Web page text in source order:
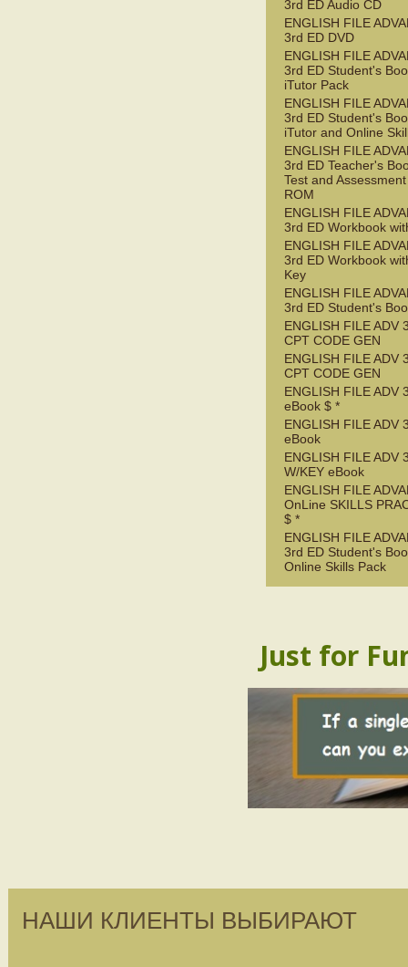
3rd ED Audio CD
ENGLISH FILE
3rd ED DVD
ENGLISH FILE
3rd ED Student's
iTutor Pack
ENGLISH FILE
3rd ED Student's
iTutor and Online
ENGLISH FILE
3rd ED Teacher's
Test and
ROM
ENGLISH FILE
3rd ED Workbook
ENGLISH FILE
3rd ED Workbook
Key
ENGLISH FILE
3rd ED Student's
ENGLISH FILE ADV
CPT CODE GEN
ENGLISH FILE ADV
CPT CODE GEN
ENGLISH FILE ADV
eBook $ *
ENGLISH FILE ADV
eBook
ENGLISH FILE ADV
W/KEY eBook
ENGLISH FILE
OnLine SKILLS
$ *
ENGLISH FILE
3rd ED Student's
Online Skills Pack
Just for
НАШИ КЛИЕНТЫ ВЫБИРАЮТ